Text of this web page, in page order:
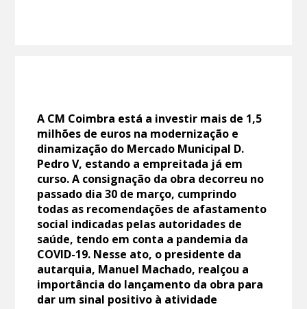
A CM Coimbra está a investir mais de 1,5
milhões de euros na modernização e
dinamização do Mercado Municipal D.
Pedro V, estando a empreitada já em
curso. A consignação da obra decorreu no
passado dia 30 de março, cumprindo
todas as recomendações de afastamento
social indicadas pelas autoridades de
saúde, tendo em conta a pandemia da
COVID-19. Nesse ato, o presidente da
autarquia, Manuel Machado, realçou a
importância do lançamento da obra para
dar um sinal positivo à atividade